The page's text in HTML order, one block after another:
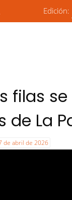
Edición:
filas
de La
de abril de 2026